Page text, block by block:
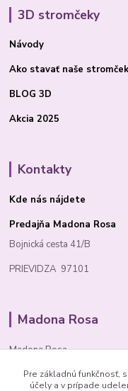
3D stromčeky
Návody
Ako stavať naše
BLOG 3D
Akcia 2025
Kontakty
Kde nás nájdete
Predajňa Madona Rosa
Bojnická cesta 41/B
PRIEVIDZA 97101
Madona Rosa
Madona Rosa
Richard
Pre základnú funkčnosť,
účely a v prípade